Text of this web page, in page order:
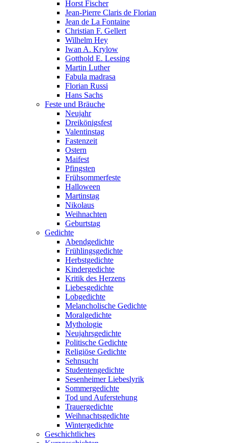
Horst Fischer
Jean-Pierre Claris de Florian
Jean de La Fontaine
Christian F. Gellert
Wilhelm Hey
Iwan A. Krylow
Gotthold E. Lessing
Martin Luther
Fabula madrasa
Florian Russi
Hans Sachs
Feste und Bräuche
Neujahr
Dreikönigsfest
Valentinstag
Fastenzeit
Ostern
Maifest
Pfingsten
Frühsommerfeste
Halloween
Martinstag
Nikolaus
Weihnachten
Geburtstag
Gedichte
Abendgedichte
Frühlingsgedichte
Herbstgedichte
Kindergedichte
Kritik des Herzens
Liebesgedichte
Lobgedichte
Melancholische Gedichte
Moralgedichte
Mythologie
Neujahrsgedichte
Politische Gedichte
Religiöse Gedichte
Sehnsucht
Studentengedichte
Sesenheimer Liebeslyrik
Sommergedichte
Tod und Auferstehung
Trauergedichte
Weihnachtsgedichte
Wintergedichte
Geschichtliches